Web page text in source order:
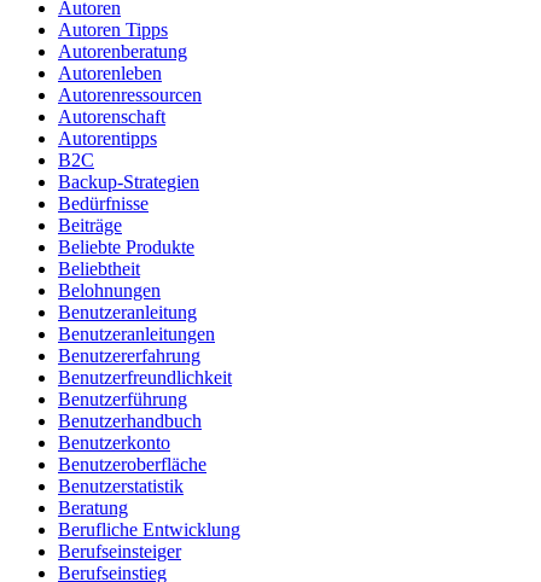
Autoren
Autoren Tipps
Autorenberatung
Autorenleben
Autorenressourcen
Autorenschaft
Autorentipps
B2C
Backup-Strategien
Bedürfnisse
Beiträge
Beliebte Produkte
Beliebtheit
Belohnungen
Benutzeranleitung
Benutzeranleitungen
Benutzererfahrung
Benutzerfreundlichkeit
Benutzerführung
Benutzerhandbuch
Benutzerkonto
Benutzeroberfläche
Benutzerstatistik
Beratung
Berufliche Entwicklung
Berufseinsteiger
Berufseinstieg